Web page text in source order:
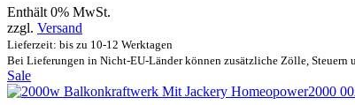
Enthält 0% MwSt.
zzgl. Versand
Lieferzeit: bis zu 10-12 Werktagen
Bei Lieferungen in Nicht-EU-Länder können zusätzliche Zölle, Steuern
Sale